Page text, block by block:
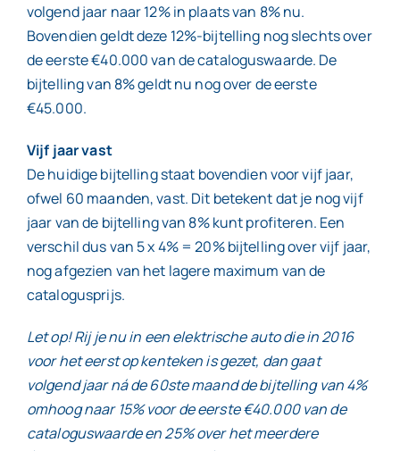
volgend jaar naar 12% in plaats van 8% nu.
Bovendien geldt deze 12%-bijtelling nog slechts over
de eerste €40.000 van de cataloguswaarde. De
bijtelling van 8% geldt nu nog over de eerste
€45.000.
Vijf jaar vast
De huidige bijtelling staat bovendien voor vijf jaar,
ofwel 60 maanden, vast. Dit betekent dat je nog vijf
jaar van de bijtelling van 8% kunt profiteren. Een
verschil dus van 5 x 4% = 20% bijtelling over vijf jaar,
nog afgezien van het lagere maximum van de
catalogusprijs.
Let op! Rij je nu in een elektrische auto die in 2016
voor het eerst op kenteken is gezet, dan gaat
volgend jaar ná de 60ste maand de bijtelling van 4%
omhoog naar 15% voor de eerste €40.000 van de
cataloguswaarde en 25% over het meerdere